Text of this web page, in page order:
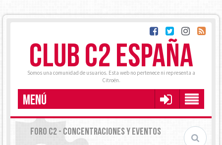
CLUB C2 ESPAÑA
Somos una comunidad de usuarios. Esta web no pertenece ni representa a
Citroën.
MENÚ
FORO C2 - CONCENTRACIONES Y EVENTOS